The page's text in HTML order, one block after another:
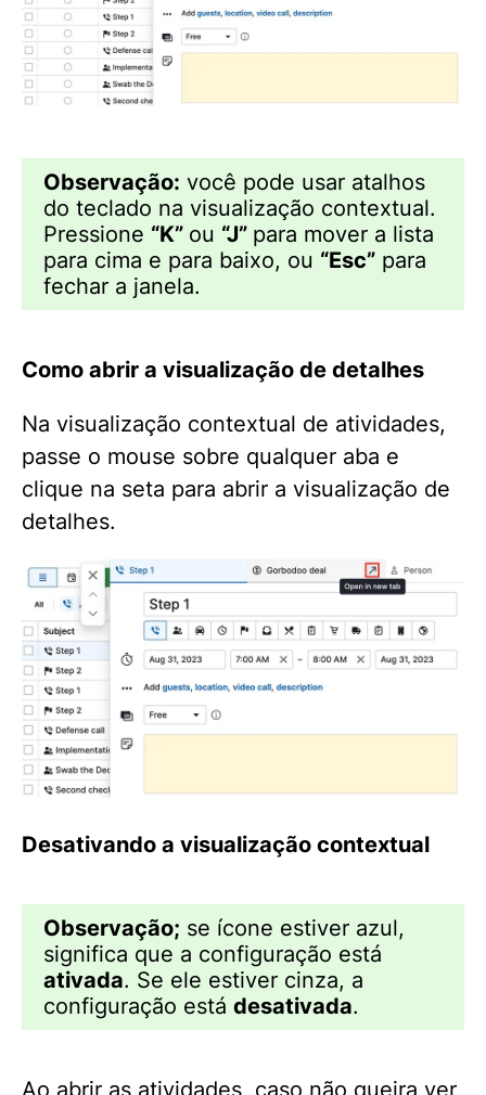
Observação: você pode usar atalhos
do teclado na visualização contextual.
Pressione “K” ou “J” para mover a lista
para cima e para baixo, ou “Esc” para
fechar a janela.
Como abrir a visualização de detalhes
Na visualização contextual de atividades,
passe o mouse sobre qualquer aba e
clique na seta para abrir a visualização de
detalhes.
Desativando a visualização contextual
Observação; se ícone estiver azul,
significa que a configuração está
ativada. Se ele estiver cinza, a
configuração está desativada.